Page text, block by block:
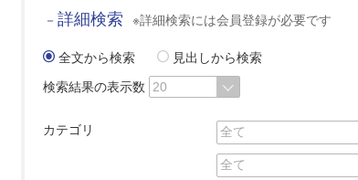
－ 詳細検索 ※詳細検索には会員登録が必要です
全文から検索
見出しから検索
検索結果の表示数
カテゴリ